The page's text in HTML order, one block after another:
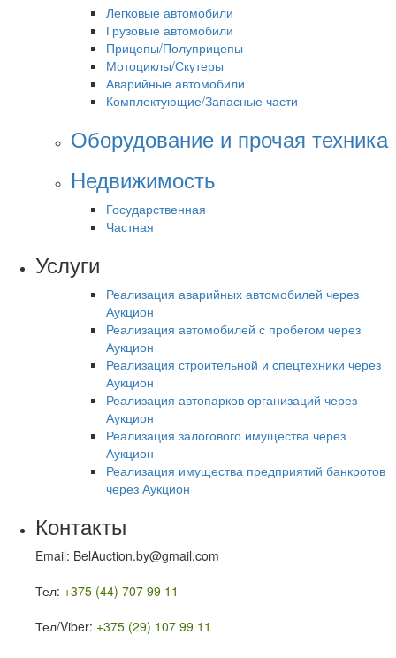
Легковые автомобили
Грузовые автомобили
Прицепы/Полуприцепы
Мотоциклы/Скутеры
Аварийные автомобили
Комплектующие/Запасные части
Оборудование и прочая техника
Недвижимость
Государственная
Частная
Услуги
Реализация аварийных автомобилей через
Аукцион
Реализация автомобилей с пробегом через
Аукцион
Реализация строительной и спецтехники через
Аукцион
Реализация автопарков организаций через
Аукцион
Реализация залогового имущества через
Аукцион
Реализация имущества предприятий банкротов
через Аукцион
Контакты
Email: BelAuction.by@gmail.com
Тел: +375 (44) 707 99 11
Тел/Viber: +375 (29) 107 99 11